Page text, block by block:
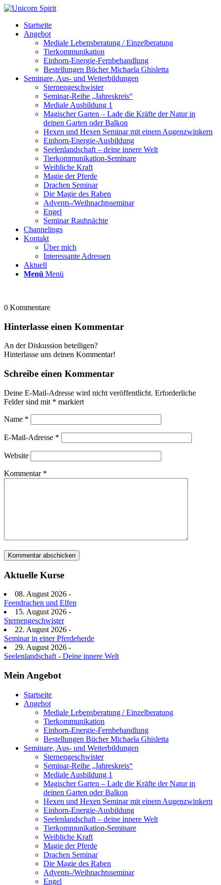
Startseite
Angebot
Mediale Lebensberatung / Einzelberatung
Tierkommunikation
Einhorn-Energie-Fernbehandlung
Bestellungen Bücher Michaela Ghisletta
Seminare, Aus- und Weiterbildungen
Sternengeschwister
Seminar-Reihe „Jahreskreis“
Mediale Ausbildung 1
Magischer Garten – Lade die Kräfte der Natur in
deinen Garten oder Balkon
Hexen und Hexen Seminar mit einem Augenzwinkern
Einhorn-Energie-Ausbildung
Seelenlandschaft – deine innere Welt
Tierkommunikation-Seminare
Weibliche Kraft
Magie der Pferde
Drachen Seminar
Die Magie des Raben
Advents-/Weihnachtsseminar
Engel
Seminar Rauhnächte
Channelings
Kontakt
Über mich
Interessante Adressen
Aktuell
Menü Menü
0 Kommentare
Hinterlasse einen Kommentar
An der Diskussion beteiligen?
Hinterlasse uns deinen Kommentar!
Schreibe einen Kommentar
Deine E-Mail-Adresse wird nicht veröffentlicht. Erforderliche
Felder sind mit * markiert
Name *
E-Mail-Adresse *
Website
Kommentar *
Aktuelle Kurse
08. August 2026 -
Feendrachen und Elfen
15. August 2026 -
Sternengeschwister
22. August 2026 -
Seminar in einer Pferdeherde
29. August 2026 -
Seelenlandschaft - Deine innere Welt
Mein Angebot
Startseite
Angebot
Mediale Lebensberatung / Einzelberatung
Tierkommunikation
Einhorn-Energie-Fernbehandlung
Bestellungen Bücher Michaela Ghisletta
Seminare, Aus- und Weiterbildungen
Sternengeschwister
Seminar-Reihe „Jahreskreis“
Mediale Ausbildung 1
Magischer Garten – Lade die Kräfte der Natur in
deinen Garten oder Balkon
Hexen und Hexen Seminar mit einem Augenzwinkern
Einhorn-Energie-Ausbildung
Seelenlandschaft – deine innere Welt
Tierkommunikation-Seminare
Weibliche Kraft
Magie der Pferde
Drachen Seminar
Die Magie des Raben
Advents-/Weihnachtsseminar
Engel